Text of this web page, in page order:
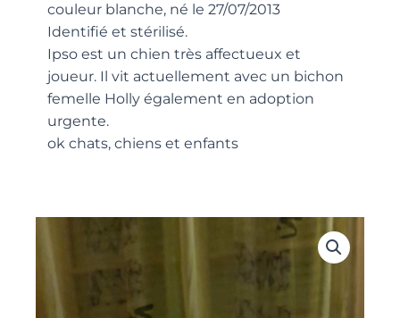
couleur blanche, né le 27/07/2013
Identifié et stérilisé.
Ipso est un chien très affectueux et
joueur. Il vit actuellement avec un bichon
femelle Holly également en adoption
urgente.
ok chats, chiens et enfants